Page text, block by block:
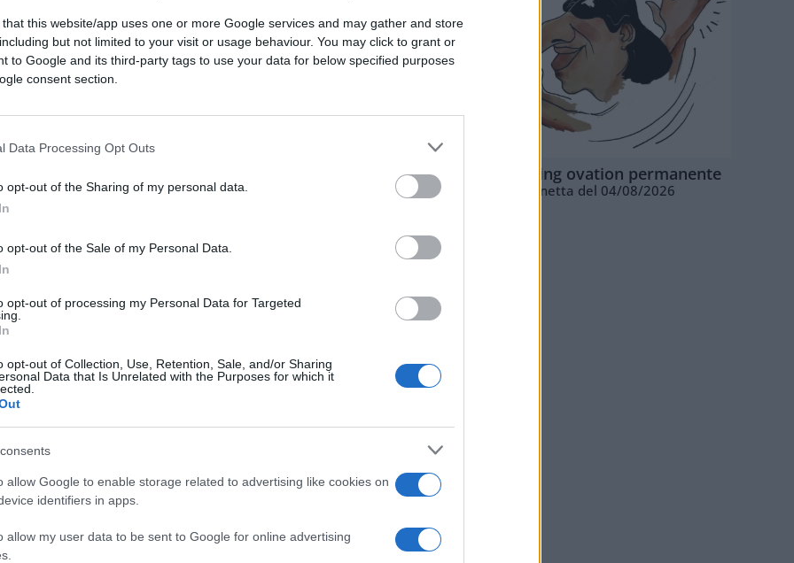
that this website/app uses one or more Google services and may gather and store
but not limited to your visit or usage behaviour. You may click to grant or
to Google and its third-party tags to use your data for below specified purposes
consent section.
Data Processing Opt Outs
opt-out of the Sharing of my personal data.
opt-out of the Sale of my Personal Data.
opt-out of processing my Personal Data for Targeted
opt-out of Collection, Use, Retention, Sale, and/or Sharing
Data that Is Unrelated with the Purposes for which it
allow Google to enable storage related to advertising like cookies on
identifiers in apps.
allow my user data to be sent to Google for online advertising
di Giulia Netti
18 Maggio 2026, 16:15
3.9k
casi Minetti e La Russa sono stati
al contrario
18 Maggio 2026, 12:11
degli incoerenti
diRoberto Ezio Pozzo
19 Aprile 2026, 5:53
4k
La standing ovation permanente
Vignetta del 04/08/2026